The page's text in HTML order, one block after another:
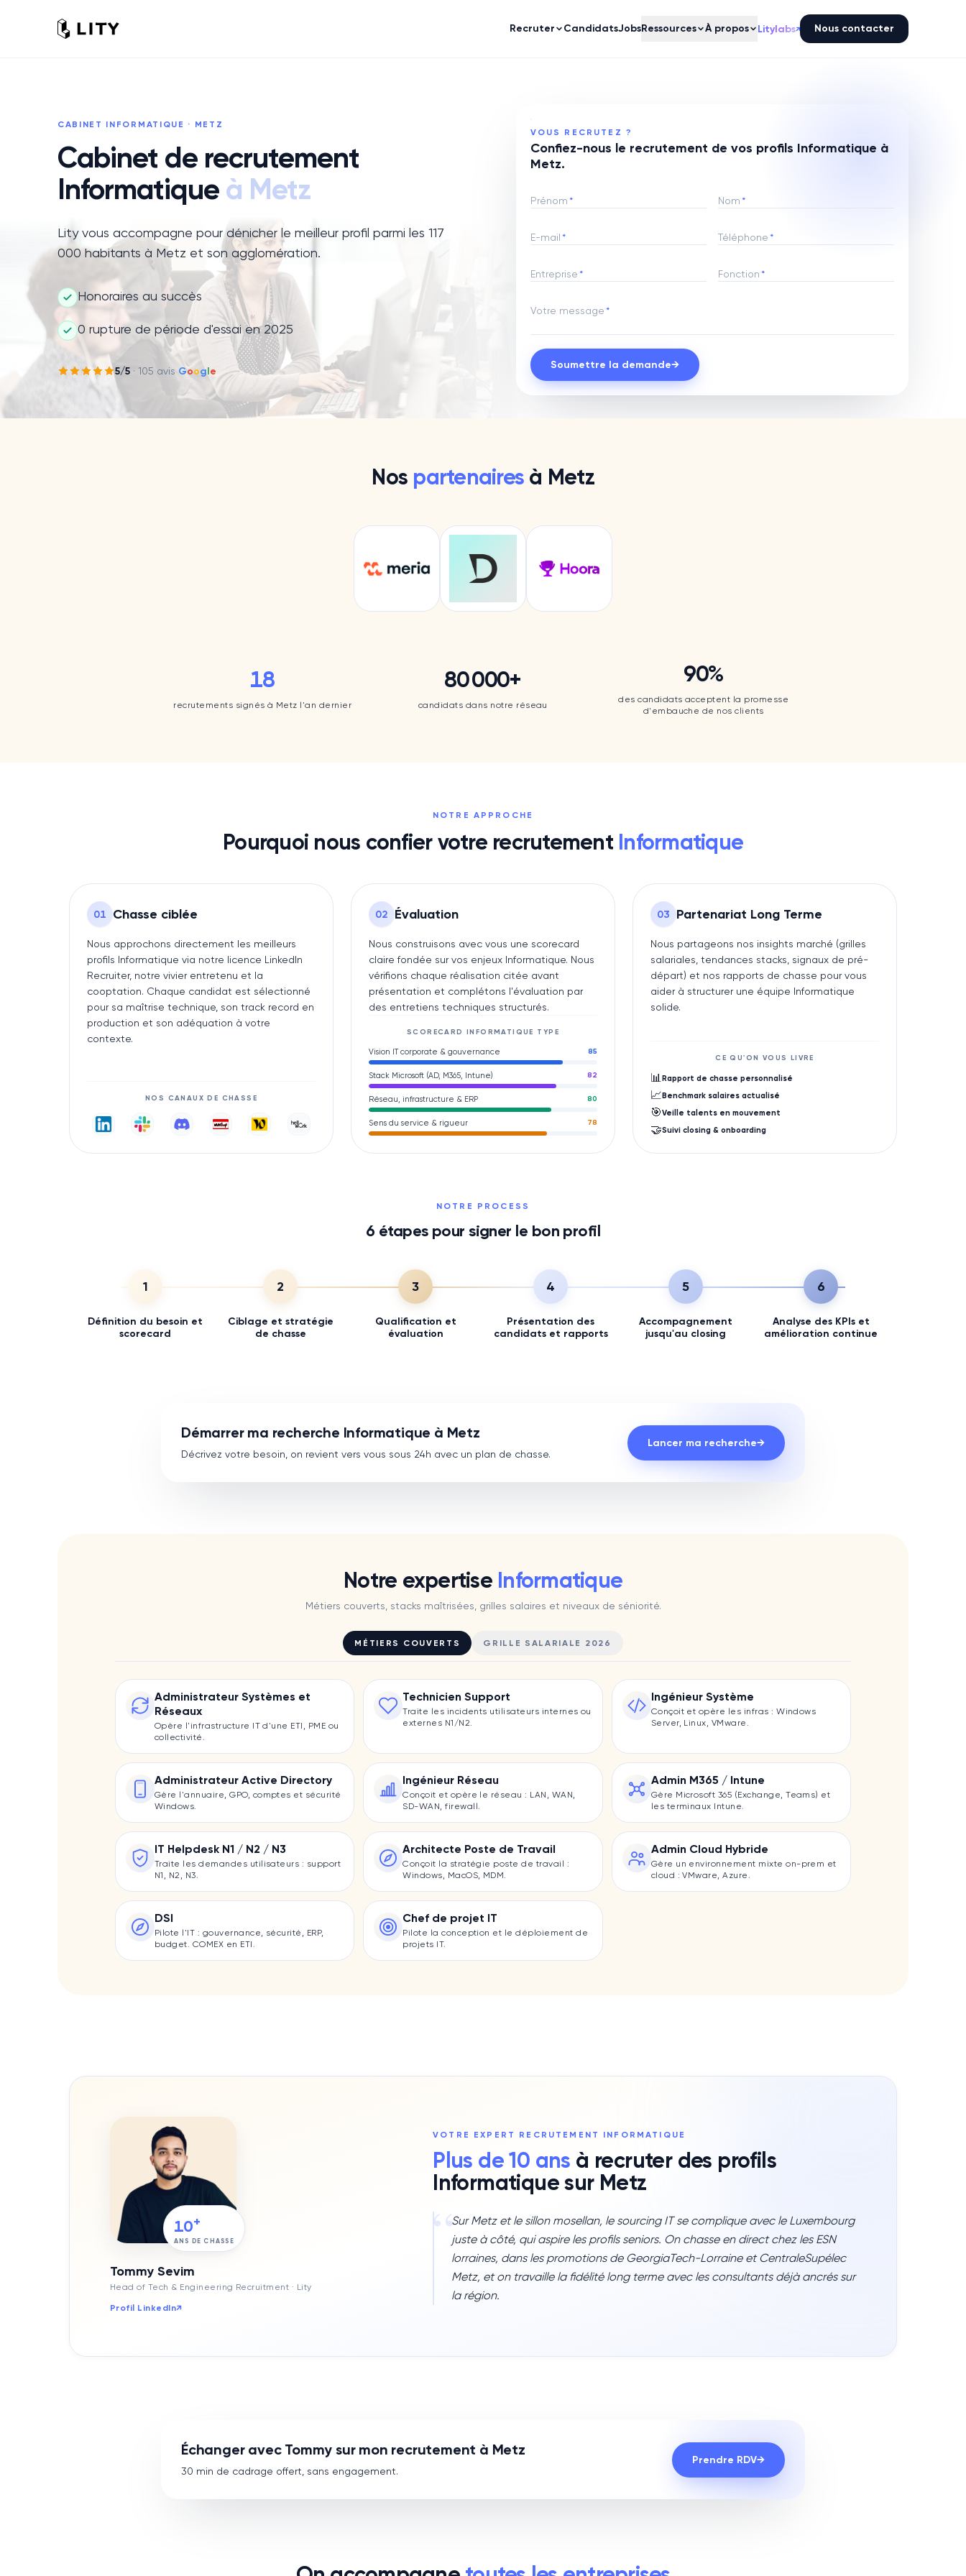
Recruter CandidatsJobsRessources À propos Litylabs↗ Nous contacter
CABINET INFORMATIQUE · METZ
Cabinet de recrutement
Informatique à Metz
Lity vous accompagne pour dénicher le meilleur profil parmi les 117
000 habitants à Metz et son agglomération.
Honoraires au succès
0 rupture de période d'essai en 2025
5/5 · 105 avis Google
VOUS RECRUTEZ ?
Confiez-nous le recrutement de vos profils Informatique à
Metz.
Prénom* Nom*
E-mail* Téléphone*
Entreprise* Fonction*
Votre message*
Soumettre la demande→
Nos partenaires à Metz
1818
recrutements signés à Metz l'an dernier
80 000+
candidats dans notre réseau
90%90
des candidats acceptent la promesse
d'embauche de nos clients
NOTRE APPROCHE
Pourquoi nous confier votre recrutement Informatique
01 Chasse ciblée
Nous approchons directement les meilleurs
profils Informatique via notre licence LinkedIn
Recruiter, notre vivier entretenu et la
cooptation. Chaque candidat est sélectionné
pour sa maîtrise technique, son track record en
production et son adéquation à votre
contexte.
NOS CANAUX DE CHASSE
02 Évaluation
Nous construisons avec vous une scorecard
claire fondée sur vos enjeux Informatique. Nous
vérifions chaque réalisation citée avant
présentation et complétons l'évaluation par
des entretiens techniques structurés.
SCORECARDINFORMATIQUE TYPE
Vision IT corporate & gouvernance 85
Stack Microsoft (AD, M365, Intune) 82
Réseau, infrastructure & ERP 80
Sens du service & rigueur 78
03 Partenariat Long Terme
Nous partageons nos insights marché (grilles
salariales, tendances stacks, signaux de pré-
départ) et nos rapports de chasse pour vous
aider à structurer une équipe Informatique
solide.
CE QU'ON VOUS LIVRE
📊Rapport de chasse personnalisé
📈Benchmark salaires actualisé
🎯Veille talents en mouvement
🤝Suivi closing & onboarding
NOTRE PROCESS
6 étapes pour signer le bon profil
1
Définition du besoin et
scorecard
2
Ciblage et stratégie
de chasse
3
Qualification et
évaluation
4
Présentation des
candidats et rapports
5
Accompagnement
jusqu'au closing
6
Analyse des KPIs et
amélioration continue
Démarrer ma recherche Informatique à Metz
Décrivez votre besoin, on revient vers vous sous 24h avec un plan de chasse.
Lancer ma recherche→
Notre expertise Informatique
Métiers couverts, stacks maîtrisées, grilles salaires et niveaux de séniorité.
MÉTIERS COUVERTS GRILLE SALARIALE 2026
Administrateur Systèmes et
Réseaux
Opère l'infrastructure IT d'une ETI, PME ou
collectivité.
Technicien Support
Traite les incidents utilisateurs internes ou
externes N1/N2.
Ingénieur Système
Conçoit et opère les infras : Windows
Server, Linux, VMware.
Administrateur Active Directory
Gère l'annuaire, GPO, comptes et sécurité
Windows.
Ingénieur Réseau
Conçoit et opère le réseau : LAN, WAN,
SD-WAN, firewall.
Admin M365 / Intune
Gère Microsoft 365 (Exchange, Teams) et
les terminaux Intune.
IT Helpdesk N1 / N2 / N3
Traite les demandes utilisateurs : support
N1, N2, N3.
Architecte Poste de Travail
Conçoit la stratégie poste de travail :
Windows, MacOS, MDM.
Admin Cloud Hybride
Gère un environnement mixte on-prem et
cloud : VMware, Azure.
DSI
Pilote l'IT : gouvernance, sécurité, ERP,
budget. COMEX en ETI.
Chef de projet IT
Pilote la conception et le déploiement de
projets IT.
10+
ANS DE CHASSE
Tommy Sevim
Head of Tech & Engineering Recruitment · Lity
Profil LinkedIn↗
VOTRE EXPERT RECRUTEMENT INFORMATIQUE
Plus de 10 ans à recruter des profils
Informatiquesur Metz
“Sur Metz et le sillon mosellan, le sourcing IT se complique avec le Luxembourg
juste à côté, qui aspire les profils seniors. On chasse en direct chez les ESN
lorraines, dans les promotions de GeorgiaTech-Lorraine et CentraleSupélec
Metz, et on travaille la fidélité long terme avec les consultants déjà ancrés sur
la région.
Échanger avec Tommy sur mon recrutement à Metz
30 min de cadrage offert, sans engagement.
Prendre RDV→